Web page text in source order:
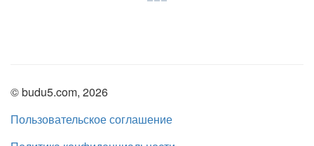
© budu5.com, 2026
Пользовательское соглашение